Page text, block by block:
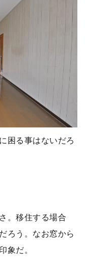
困る事はないだろ
。移住する場合
ろう。なお窓から
象だ。